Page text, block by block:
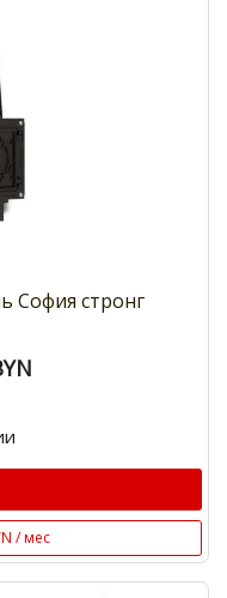
София стронг
/ мес